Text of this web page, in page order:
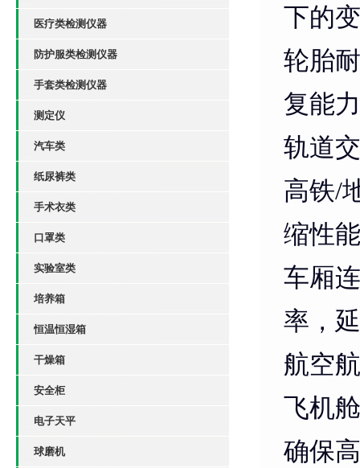
医疗类检测仪器
防护服类检测仪器
手套类检测仪器
测定仪
汽车类
纸尿裤类
手术衣类
口罩类
实验室类
培养箱
恒温恒湿箱
干燥箱
安全柜
电子天平
球磨机
下的
轮胎
复能
轨道
高铁/
缩性
车厢
率，
航空
飞机
确保